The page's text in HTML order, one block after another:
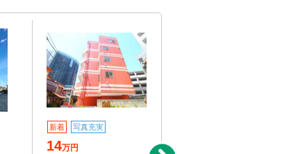
新着 写真充実
14万円